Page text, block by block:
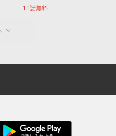
11話無料